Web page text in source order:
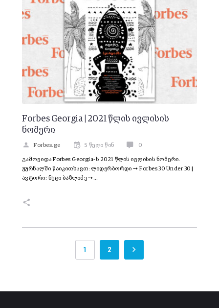
Forbes Georgia | 2021 წლის ივლისის
ნომერი
Forbes.ge 5 წელი წინ 0
გამოვიდა Forbes Georgia-ს 2021 წლის ივლისის ნომერი.
ჟურნალში წაიკითხავთ: ლიდერბორდი ➙ Forbes 30 Under 30 |
ავტორი: ნუცი ბაზლიძე ➙…
1 2